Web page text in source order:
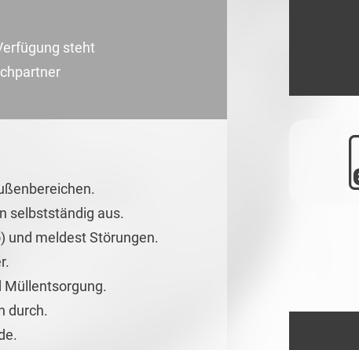
steht
selbstständig aus.
und meldest Störungen.
Müllentsorgung.
durch.